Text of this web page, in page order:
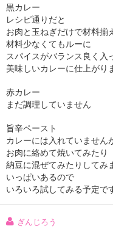
食用油脂(牛脂豚脂混合油(国内製造)、
粉、えび風味パウダー、でんぷん、デ
ー、ターメリック、ガーリックパウダ
し、トマトケチャップ風調味料、唐が
／着色料(カラメル、パプリカ色素)、
栄養成分表示:
【ホワイトカレー 中辛】
1皿分(製品17．5g)エネルギー93kcal
量2.0g
【ブラックカレー 中辛】
1皿分(製品21．8g)エネルギー110kcal
量2.1g
【レッドカレー 中辛】
1皿分(製品17．5g)エネルギー98kcal
量1.6g
黒カレー
レシピ通りだと
お肉と玉ねぎだけで材料揃
材料少なくてもルーに
スパイスがバランス良く入
美味しいカレーに仕上がり
赤カレー
まだ調理していません
旨辛ペースト
カレーには入れていません
お肉に絡めて焼いてみたり
納豆に混ぜてみたりしてみ
いっぱいあるので
いろいろ試してみる予定で
ぎんじろう